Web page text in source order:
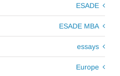
ESADE
ESADE MBA
essays
Europe